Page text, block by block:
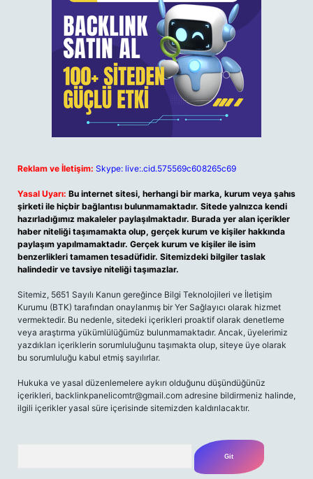
Reklam ve İletişim: Skype: live:.cid.575569c608265c69
Yasal Uyarı: Bu internet sitesi, herhangi bir marka, kurum veya şahıs
şirketi ile hiçbir bağlantısı bulunmamaktadır. Sitede yalnızca kendi
hazırladığımız makaleler paylaşılmaktadır. Burada yer alan içerikler
haber niteliği taşımamakta olup, gerçek kurum ve kişiler hakkında
paylaşım yapılmamaktadır. Gerçek kurum ve kişiler ile isim
benzerlikleri tamamen tesadüfidir. Sitemizdeki bilgiler taslak
halindedir ve tavsiye niteliği taşımazlar.
Sitemiz, 5651 Sayılı Kanun gereğince Bilgi Teknolojileri ve İletişim
Kurumu (BTK) tarafından onaylanmış bir Yer Sağlayıcı olarak hizmet
vermektedir. Bu nedenle, sitedeki içerikleri proaktif olarak denetleme
veya araştırma yükümlülüğümüz bulunmamaktadır. Ancak, üyelerimiz
yazdıkları içeriklerin sorumluluğunu taşımakta olup, siteye üye olarak
bu sorumluluğu kabul etmiş sayılırlar.
Hukuka ve yasal düzenlemelere aykırı olduğunu düşündüğünüz
içerikleri, backlinkpanelicomtr@gmail.com adresine bildirmeniz halinde,
ilgili içerikler yasal süre içerisinde sitemizden kaldırılacaktır.